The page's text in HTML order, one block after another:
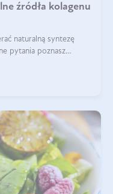
źródła kolagenu
naturalną syntezę
pytania poznasz